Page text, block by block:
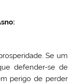
Se um
defender-se de
perigo de perder